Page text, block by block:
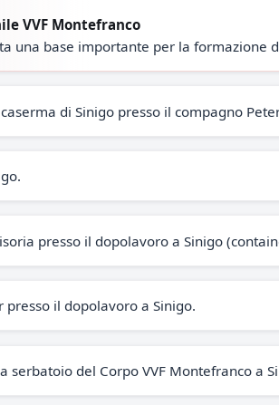
VVF Montefranco
una base importante per la formazione
di Sinigo presso il compagno
presso il dopolavoro a Sinigo
presso il dopolavoro a Sinigo.
del Corpo VVF Montefranco a